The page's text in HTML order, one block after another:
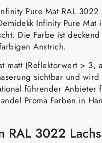
Pure Mat RAL
Infinity Pure
Die Farbe ist
Anstrich.
matt (Reflektorwert > 3,
sichtbar und
führender Anbieter
Proma Farben in
RAL 3022